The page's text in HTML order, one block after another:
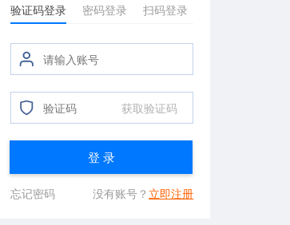
验证码登录 密码登录 扫码登录
获取验证码
登 录
忘记密码 没有账号？ 立即注册